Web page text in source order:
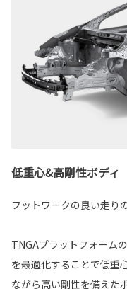
低重心&高剛性ボディ
フットワークの良い走り
TNGAプラットフォーム
を最適化することで低重
ながら高い剛性を備えた